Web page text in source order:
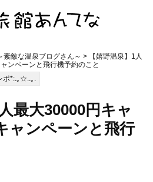
素敵な温泉ブログさん～ > 【嬉野温泉】1人
ンペーンと飛行機予約のこと
ポ*:.｡☆..｡.
最大30000円キャ
ャンペーンと飛行